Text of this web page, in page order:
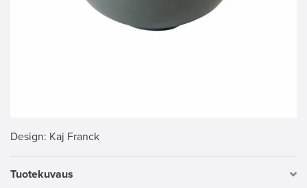
Design: Kaj Franck
Tuotekuvaus